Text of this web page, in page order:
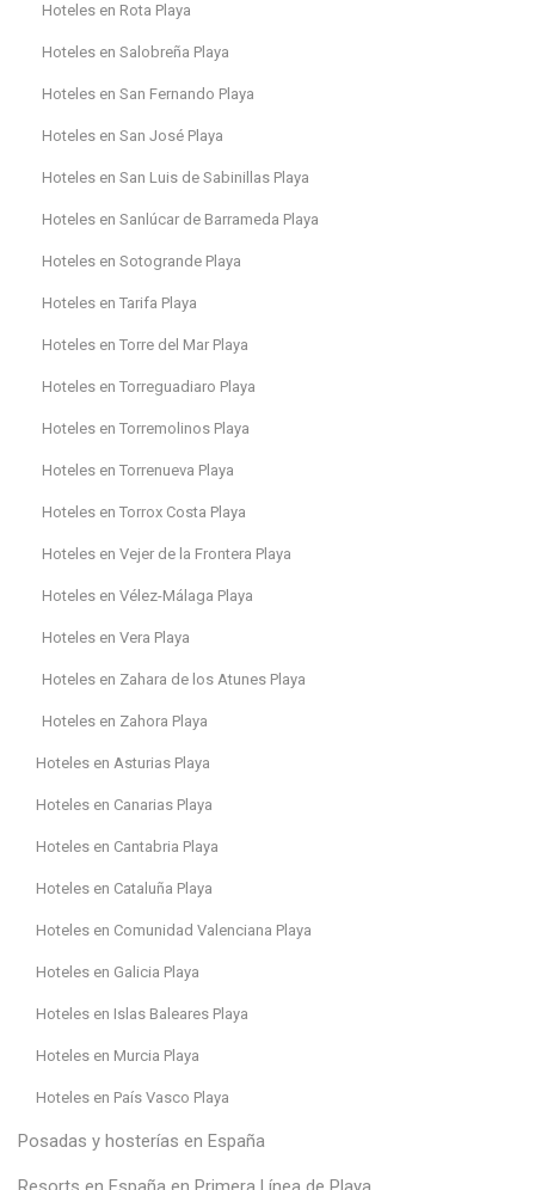
Hoteles en Rota Playa
Hoteles en Salobreña Playa
Hoteles en San Fernando Playa
Hoteles en San José Playa
Hoteles en San Luis de Sabinillas Playa
Hoteles en Sanlúcar de Barrameda Playa
Hoteles en Sotogrande Playa
Hoteles en Tarifa Playa
Hoteles en Torre del Mar Playa
Hoteles en Torreguadiaro Playa
Hoteles en Torremolinos Playa
Hoteles en Torrenueva Playa
Hoteles en Torrox Costa Playa
Hoteles en Vejer de la Frontera Playa
Hoteles en Vélez-Málaga Playa
Hoteles en Vera Playa
Hoteles en Zahara de los Atunes Playa
Hoteles en Zahora Playa
Hoteles en Asturias Playa
Hoteles en Canarias Playa
Hoteles en Cantabria Playa
Hoteles en Cataluña Playa
Hoteles en Comunidad Valenciana Playa
Hoteles en Galicia Playa
Hoteles en Islas Baleares Playa
Hoteles en Murcia Playa
Hoteles en País Vasco Playa
Posadas y hosterías en España